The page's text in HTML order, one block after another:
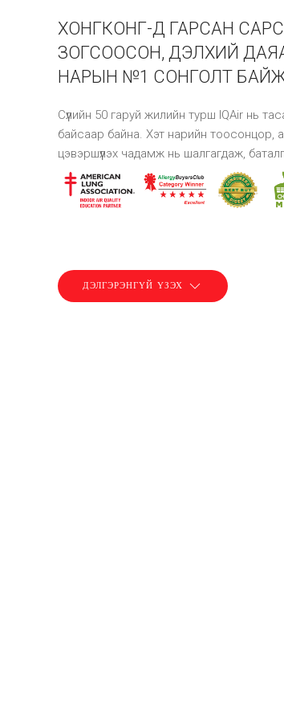
ХОНГКОНГ-Д ГАРСАН
ЗОГСООСОН, ДЭЛХИЙ
НАРЫН №1 СОНГОЛТ
Сүүлийн 50 гаруй жилийн турш IQAir нь
байсаар байна. Хэт нарийн тоосонцор,
цэвэршүүлэх чадамж нь шалгагдаж,
ДЭЛГЭРЭНГҮЙ ҮЗЭХ